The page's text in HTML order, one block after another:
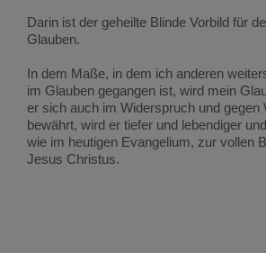
Darin ist der geheilte Blinde Vorbild für
Glauben.
In dem Maße, in dem ich anderen
im Glauben gegangen ist, wird mein
er sich auch im Widerspruch und gegen
bewährt, wird er tiefer und lebendiger
wie im heutigen Evangelium, zur vollen
Jesus Christus.